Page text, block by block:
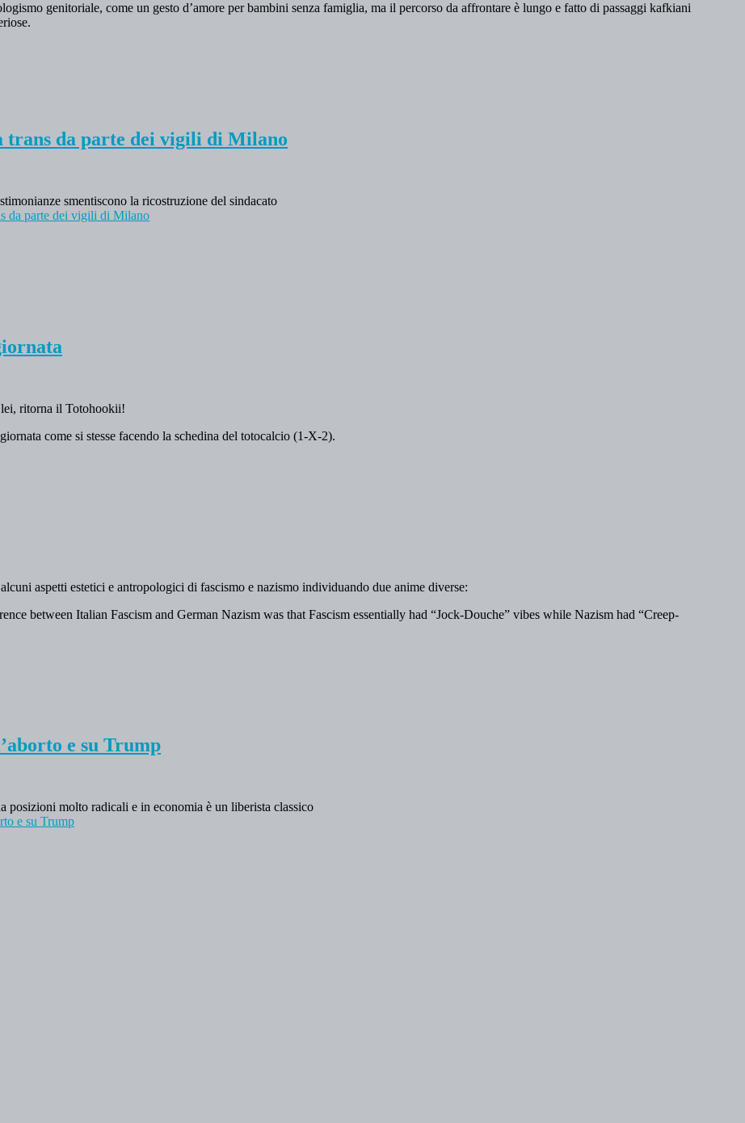
genitoriale, come un gesto d’amore per bambini senza famiglia, ma il percorso da affrontare è lungo e fatto di passaggi kafkiani
trans da parte dei vigili di Milano
smentiscono la ricostruzione del sindacato
da parte dei vigili di Milano
lei, ritorna il Totohookii!
come si stesse facendo la schedina del totocalcio (1-X-2).
aspetti estetici e antropologici di fascismo e nazismo individuando due anime diverse:
between Italian Fascism and German Nazism was that Fascism essentially had “Jock-Douche” vibes while Nazism had “Creep-
e su Trump
posizioni molto radicali e in economia è un liberista classico
e su Trump